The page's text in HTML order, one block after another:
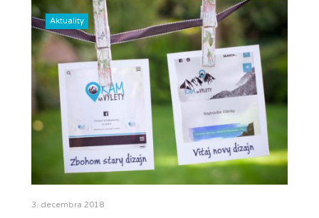
Aktuality
3. decembra 2018